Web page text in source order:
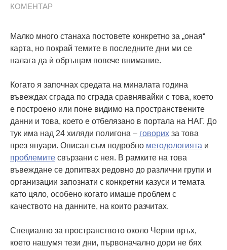
КОМЕНТАР
Малко много станаха постовете конкретно за „оная“
карта, но покрай темите в последните дни ми се
налага да ѝ обръщам повече внимание.
Когато я започнах средата на миналата година
въвеждах сграда по сграда сравнявайки с това, което
е построено или поне видимо на пространствените
данни и това, което е отбелязано в портала на НАГ. До
тук има над 24 хиляди полигона – говорих за това
през януари. Описал съм подробно методологията и
проблемите свързани с нея. В рамките на това
въвеждане се допитвах редовно до различни групи и
организации запознати с конкретни казуси и темата
като цяло, особено когато имаше проблем с
качеството на данните, на които разчитах.
Специално за пространството около Черни връх,
което нашумя тези дни, първоначално дори не бях